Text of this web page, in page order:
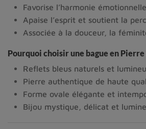
Favorise l’harmonie émotionnelle
Apaise l’esprit et soutient la
Associée à la douceur, la
Pourquoi choisir une bague en Pierre
Reflets bleus naturels et
Pierre authentique de haute
Forme ovale élégante et
Bijou mystique, délicat et